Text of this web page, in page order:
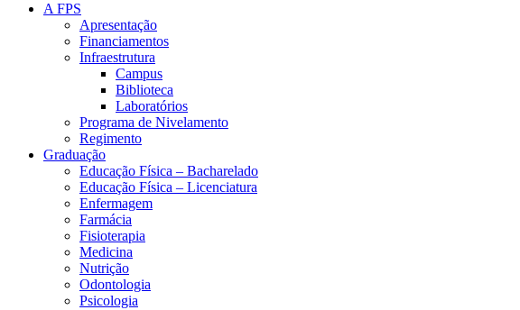
A FPS
Apresentação
Financiamentos
Infraestrutura
Campus
Biblioteca
Laboratórios
Programa de Nivelamento
Regimento
Graduação
Educação Física – Bacharelado
Educação Física – Licenciatura
Enfermagem
Farmácia
Fisioterapia
Medicina
Nutrição
Odontologia
Psicologia